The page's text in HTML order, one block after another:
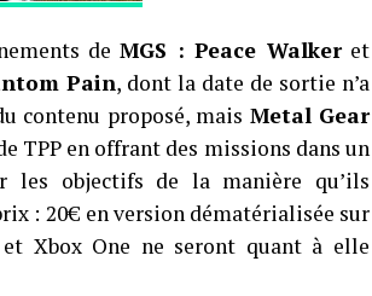
deMGS : Peace Walkeret
Pain, dont la date de sortie n’a
contenu proposé, mais Metal Gear
TPP en offrant des missions dans un
les objectifs de la manière qu’ils
: 20€ en version dématérialisée sur
Xbox One ne seront quant à elle